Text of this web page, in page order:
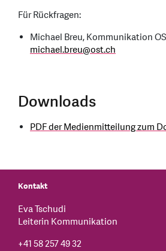
Für Rückfragen:
Michael Breu, Kommunikation
michael.breu@ost.ch
Downloads
PDF der Medienmitteilung zum
Kontakt
Eva Tschudi
Leiterin Kommunikation
+41 58 257 49 32